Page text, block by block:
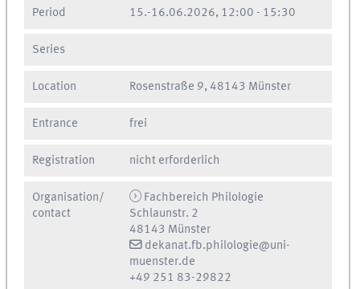
Period 15.-16.06.2026, 12:00 - 15:30
Series
Location Rosenstraße 9, 48143 Münster
Entrance frei
Registration nicht erforderlich
Organisation/
contact
Fachbereich Philologie
Schlaunstr. 2
48143 Münster
dekanat.fb.philologie@uni-
muenster.de
+49 251 83-29822